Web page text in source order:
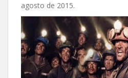
agosto de 2015.